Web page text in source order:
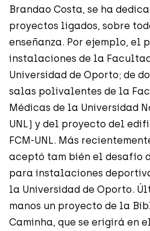
Brandao Costa, se ha
proyectos ligados, sobre
enseñanza. Por ejemplo, el
instalaciones de la
Universidad de Oporto; de
salas polivalentes de la
Médicas de la Universidad
UNL) y del proyecto del
FCM-UNL. Más
aceptó tam bién el desafío
para instalaciones
la Universidad de Oporto.
manos un proyecto de la
Caminha, que se erigirá en